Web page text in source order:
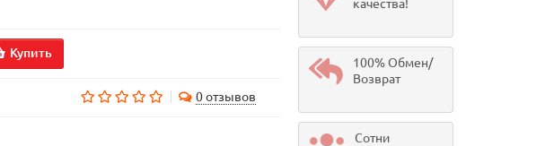
Купить
0 отзывов
качества!
100% Обмен/
Возврат
Сотни